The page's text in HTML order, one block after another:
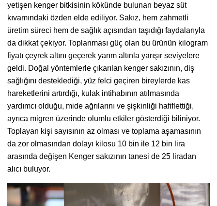
yetişen kenger bitkisinin kökünde bulunan beyaz süt
kıvamındaki özden elde ediliyor. Sakız, hem zahmetli
üretim süreci hem de sağlık açısından taşıdığı faydalarıyla
da dikkat çekiyor. Toplanması güç olan bu ürünün kilogram
fiyatı çeyrek altını geçerek yarım altınla yarışır seviyelere
geldi. Doğal yöntemlerle çıkarılan kenger sakızının, diş
sağlığını desteklediği, yüz felci geçiren bireylerde kas
hareketlerini artırdığı, kulak intihabının atılmasında
yardımcı olduğu, mide ağrılarını ve şişkinliği hafiflettiği,
ayrıca migren üzerinde olumlu etkiler gösterdiği biliniyor.
Toplayan kişi sayısının az olması ve toplama aşamasının
da zor olmasından dolayı kilosu 10 bin ile 12 bin lira
arasında değişen Kenger sakızının tanesi de 25 liradan
alıcı buluyor.